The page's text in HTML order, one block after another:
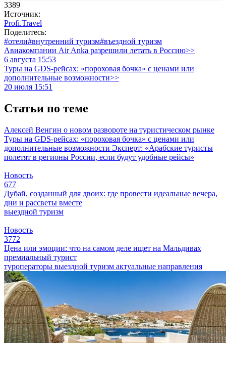
3389
Источник:
Profi.Travel
Поделитесь:
#отели#внутренний туризм#въездной туризм
Авиакомпании Air Anka разрешили летать в Россию>>
6 августа 15:53
Туры на GDS-рейсах: «пороховая бочка» с ценами или
дополнительные возможности>>
20 июля 15:51
Статьи по теме
Алексей Венгин о новом развороте на туристическом рынке
Туры на GDS-рейсах: «пороховая бочка» с ценами или
дополнительные возможности Эксперт: «Арабские туристы
полетят в регионы России, если будут удобные рейсы»
Новость
677
Дубай, созданный для двоих: где провести идеальные вечера,
дни и рассветы вместе
выездной туризм
Новость
3772
Цена или эмоции: что на самом деле ищет на Мальдивах
премиальный турист
туроператоры выездной туризм актуальные направления